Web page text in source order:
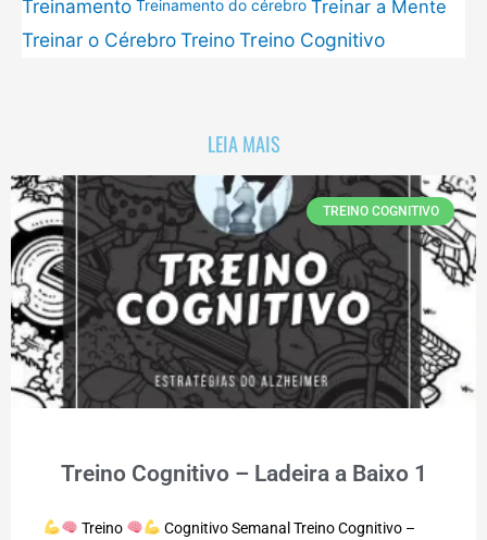
Treinamento Treinamento do cérebro Treinar a Mente
Treinar o CérebroTreinoTreino Cognitivo
LEIA MAIS
TREINO COGNITIVO
Treino Cognitivo – Ladeira a Baixo 1
Treino
Cognitivo Semanal Treino Cognitivo –